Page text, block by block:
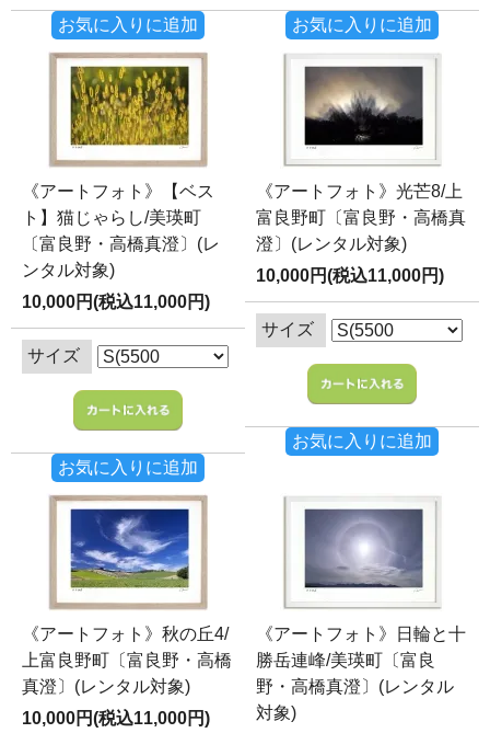
お気に入りに追加 お気に入りに追加
《アートフォト》【ベス
ト】猫じゃらし/美瑛町
〔富良野・高橋真澄〕(レ
ンタル対象)
10,000円(税込11,000円)
サイズ
お気に入りに追加
《アートフォト》光芒8/上
富良野町〔富良野・高橋真
澄〕(レンタル対象)
10,000円(税込11,000円)
サイズ
お気に入りに追加
《アートフォト》秋の丘4/
上富良野町〔富良野・高橋
真澄〕(レンタル対象)
10,000円(税込11,000円)
《アートフォト》日輪と十
勝岳連峰/美瑛町〔富良
野・高橋真澄〕(レンタル
対象)